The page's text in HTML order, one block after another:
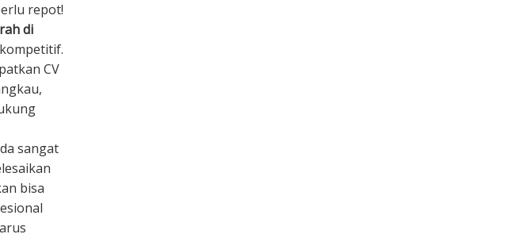
repot!
di
CV
sangat
bisa